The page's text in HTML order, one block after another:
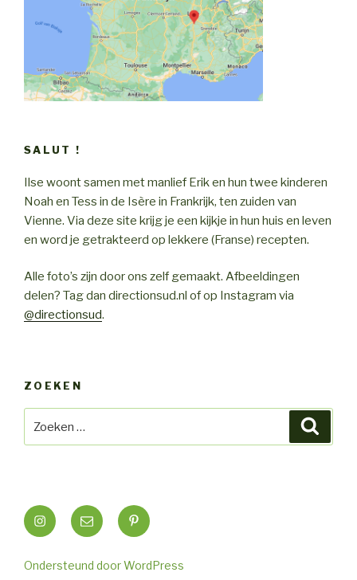
SALUT !
Ilse woont samen met manlief Erik en hun twee kinderen
Noah en Tess in de Isère in Frankrijk, ten zuiden van
Vienne. Via deze site krijg je een kijkje in hun huis en leven
en word je getrakteerd op lekkere (Franse) recepten.
Alle foto’s zijn door ons zelf gemaakt. Afbeeldingen
delen? Tag dan directionsud.nl of op Instagram via
@directionsud.
ZOEKEN
naar:
InstagramEmail Pinterest
Ondersteund door WordPress